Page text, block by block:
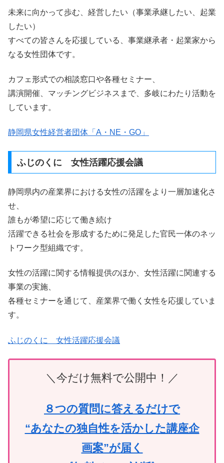
未来に向かって歩む、経営したい（事業承継したい、起業
したい）
すべての皆さんを応援している、事業継承者・起業家から
なる女性団体です。
カフェ形式での相談窓口や各種セミナー、
講演開催、マッチングビジネスまで、多岐にわたり活動を
しています。
静岡県女性経営者団体「A・NE・GO」
ふじのくに 女性活躍応援会議
静岡県内の産業界における女性の活躍をより一層加速化さ
せ、
誰もが希望に応じて働き続け
活躍できる社会を形成するために発足した官民一体のネッ
トワーク型組織です。
女性の活躍に関する情報提供のほか、女性活躍に関連する
事業の実施、
各種セミナーを通じて、産業界で働く女性を応援していま
す。
ふじのくに 女性活躍応援会議
＼今だけ無料で公開中！／
８つの質問に答えるだけで
“あなたの独自性を活かした講座企
画案”が届く